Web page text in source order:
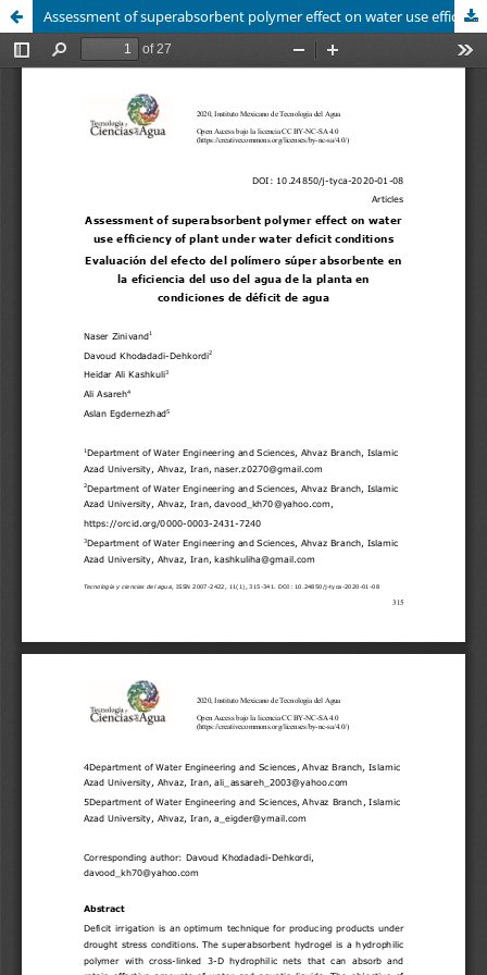
Assessment of superabsorbent polymer effect on water use efficiency of plant under water deficit conditions / Evaluación del efecto del polímero súper absorbente en la eficiencia del uso del agua de la planta en condiciones de déficit de agua